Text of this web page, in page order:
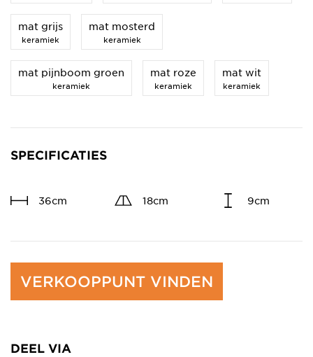
mat grijs
keramiek
mat mosterd
keramiek
mat pijnboom groen
keramiek
mat roze
keramiek
mat wit
keramiek
SPECIFICATIES
36cm 18cm 9cm
VERKOOPPUNT VINDEN
DEEL VIA